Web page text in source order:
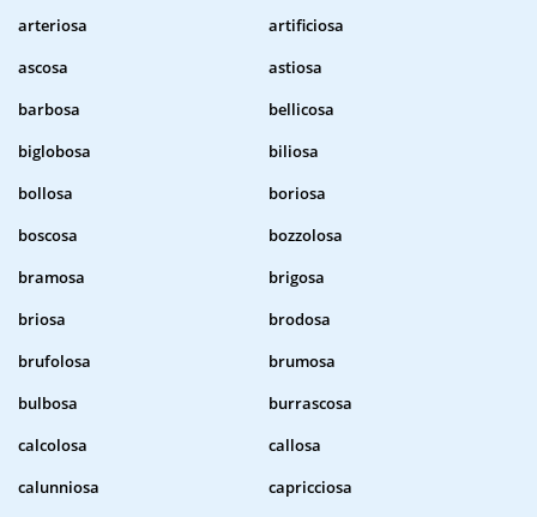
arteriosa
artificiosa
ascosa
astiosa
barbosa
bellicosa
biglobosa
biliosa
bollosa
boriosa
boscosa
bozzolosa
bramosa
brigosa
briosa
brodosa
brufolosa
brumosa
bulbosa
burrascosa
calcolosa
callosa
calunniosa
capricciosa